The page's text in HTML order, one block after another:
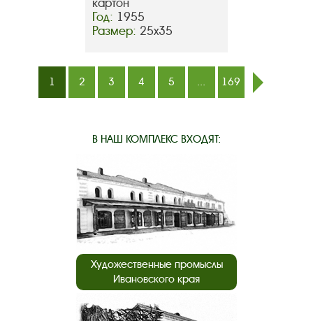
картон
Год: 1955
Размер: 25х35
1 2 3 4 5 ...
169
В НАШ КОМПЛЕКС ВХОДЯТ:
Художественные промыслы
Ивановского края